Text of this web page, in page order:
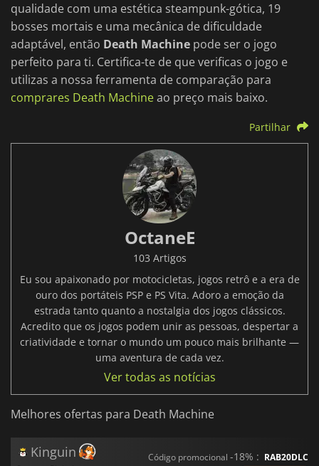
qualidade com uma estética steampunk-gótica, 19
bosses mortais e uma mecânica de dificuldade
adaptável, então Death Machine pode ser o jogo
perfeito para ti. Certifica-te de que verificas o jogo e
utilizas a nossa ferramenta de comparação para
comprares Death Machineao preço mais baixo.
Partilhar
OctaneE
103 Artigos
Eu sou apaixonado por motocicletas, jogos retrô e a era de
ouro dos portáteis PSP e PS Vita. Adoro a emoção da
estrada tanto quanto a nostalgia dos jogos clássicos.
Acredito que os jogos podem unir as pessoas, despertar a
criatividade e tornar o mundo um pouco mais brilhante —
uma aventura de cada vez.
Ver todas as notícias
Melhores ofertas para Death Machine
Kinguin Código promocional -18% : RAB20DLC